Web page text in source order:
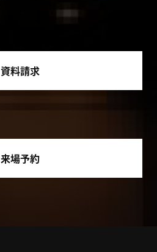
資料請求
来場予約